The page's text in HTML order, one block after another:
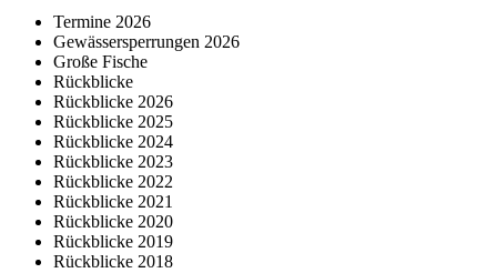
Termine 2026
Gewässersperrungen 2026
Große Fische
Rückblicke
Rückblicke 2026
Rückblicke 2025
Rückblicke 2024
Rückblicke 2023
Rückblicke 2022
Rückblicke 2021
Rückblicke 2020
Rückblicke 2019
Rückblicke 2018